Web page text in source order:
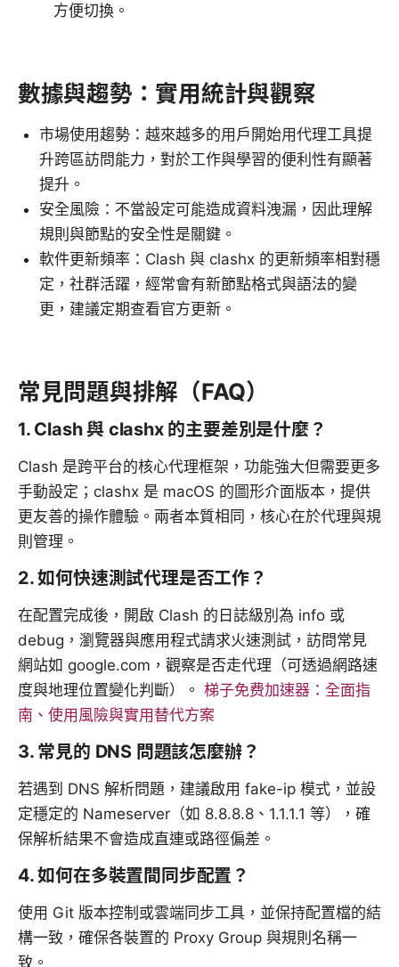
方便切換。
數據與趨勢：實用統計與觀察
市場使用趨勢：越來越多的用戶開始用代理工具提
升跨區訪問能力，對於工作與學習的便利性有顯著
提升。
安全風險：不當設定可能造成資料洩漏，因此理解
規則與節點的安全性是關鍵。
軟件更新頻率：Clash 與 clashx 的更新頻率相對穩
定，社群活躍，經常會有新節點格式與語法的變
更，建議定期查看官方更新。
常見問題與排解（FAQ）
1. Clash 與 clashx 的主要差別是什麼？
Clash 是跨平台的核心代理框架，功能強大但需要更多
手動設定；clashx 是 macOS 的圖形介面版本，提供
更友善的操作體驗。兩者本質相同，核心在於代理與規
則管理。
2. 如何快速測試代理是否工作？
在配置完成後，開啟 Clash 的日誌級別為 info 或
debug，瀏覽器與應用程式請求火速測試，訪問常見
網站如 google.com，觀察是否走代理（可透過網路速
度與地理位置變化判斷）。 梯子免费加速器：全面指
南、使用風險與實用替代方案
3. 常見的 DNS 問題該怎麼辦？
若遇到 DNS 解析問題，建議啟用 fake-ip 模式，並設
定穩定的 Nameserver（如 8.8.8.8、1.1.1.1 等），確
保解析結果不會造成直連或路徑偏差。
4. 如何在多裝置間同步配置？
使用 Git 版本控制或雲端同步工具，並保持配置檔的結
構一致，確保各裝置的 Proxy Group 與規則名稱一
致。